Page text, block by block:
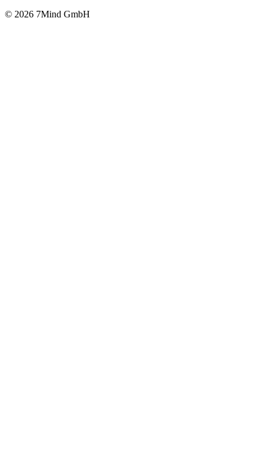
© 2026 7Mind GmbH